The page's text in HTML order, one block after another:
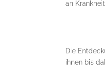
an
Die
ihnen bis